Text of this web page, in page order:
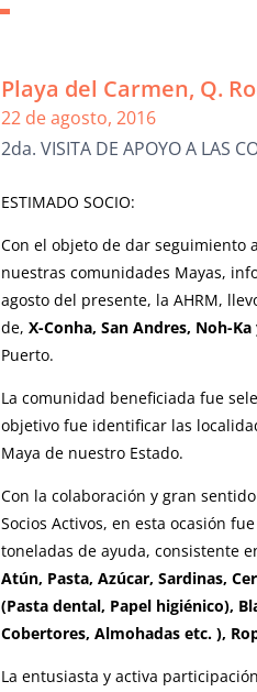
Playa del Carmen, Q.
22 de agosto, 2016
2da. VISITA DE APOYO A LAS
ESTIMADO SOCIO:
Con el objeto de dar seguimiento
nuestras comunidades Mayas,
agosto del presente, la AHRM,
de, X-Conha, San Andres, Noh-
Puerto.
La comunidad beneficiada fue
objetivo fue identificar las
Maya de nuestro Estado.
Con la colaboración y gran
Socios Activos, en esta ocasión
toneladas de ayuda, consistente
Atún, Pasta, Azúcar, Sardinas,
(Pasta dental, Papel higiénico),
Cobertores, Almohadas etc. ),
La entusiasta y activa